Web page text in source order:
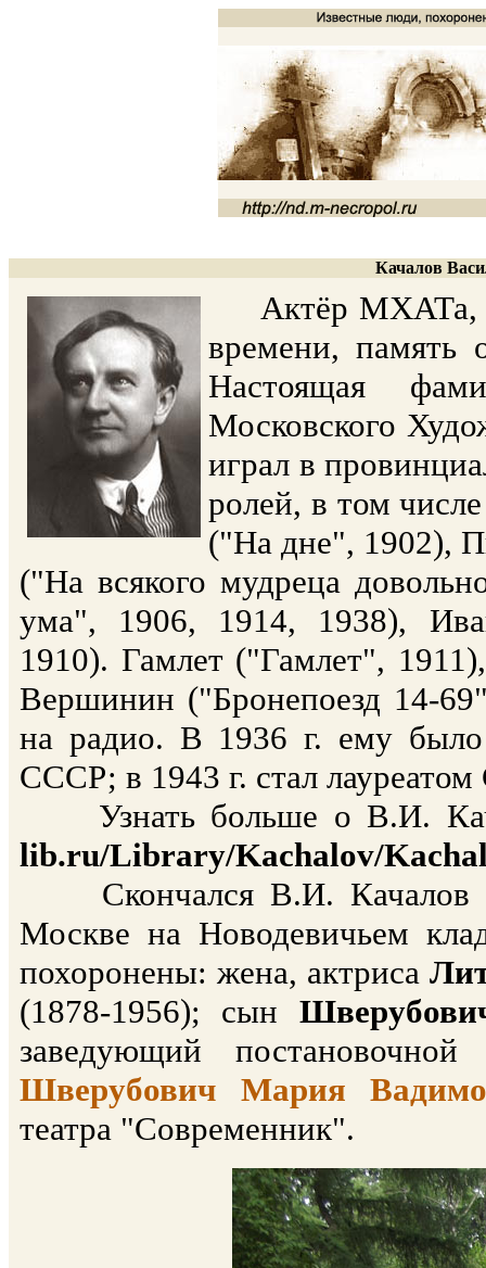
Качалов
Актёр МХАТа,
времени, память
Настоящая
Московского
играл в
ролей, в том
("На дне", 1902),
("На всякого мудреца
ума", 1906, 1914, 1938),
1910). Гамлет ("Гамлет",
Вершинин ("Бронепоезд 14-
на радио. В 1936 г. ему было
СССР; в 1943 г. стал
Узнать больше о В.И.
lib.ru/Library/Kachalov/
Скончался В.И. Качалов
Москве на Новодевичьем
похоронены: жена, актриса
(1878-1956); сын
заведующий
Шверубович Мария
театра "Современник".